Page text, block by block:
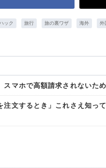
ック 旅行 旅の裏ワザ 海外 外
マホで高額請求されないた
注文するとき」これさえ知っ